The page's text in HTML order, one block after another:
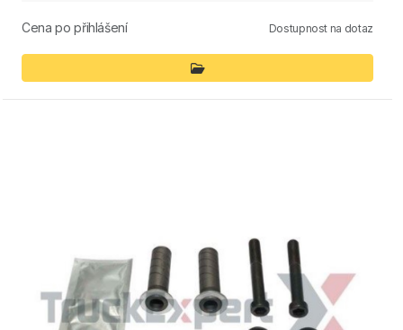
Cena po přihlášení Dostupnost na dotaz